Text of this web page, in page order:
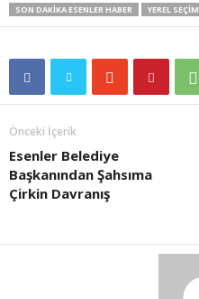
SON DAKIKA ESENLER HABER
YEREL SEÇIM
Önceki İçerik
Esenler Belediye
Başkanından Şahsıma
Çirkin Davranış